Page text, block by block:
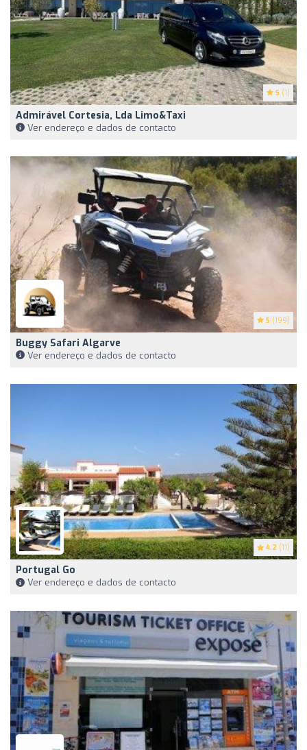
5 (1)
Admirável Cortesia, Lda Limo&Taxi
Ver endereço e dados de contacto
5 (199)
Buggy Safari Algarve
Ver endereço e dados de contacto
4.2 (11)
Portugal Go
Ver endereço e dados de contacto